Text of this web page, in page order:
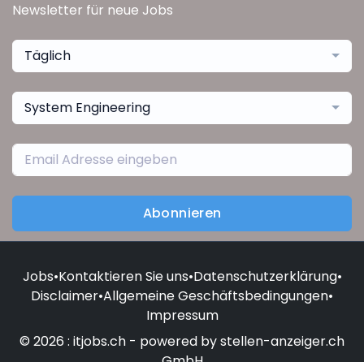
Newsletter für neue Jobs
Täglich
System Engineering
Abonnieren
Jobs•Kontaktieren Sie uns•Datenschutzerklärung•
Disclaimer•Allgemeine Geschäftsbedingungen•
Impressum
© 2026 : itjobs.ch - powered by stellen-anzeiger.ch